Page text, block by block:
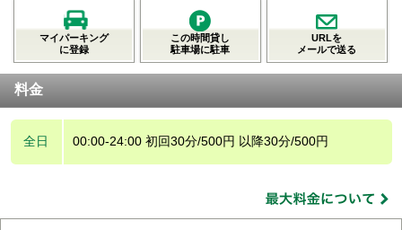
マイパーキング
に登録
この時間貸し
駐車場に駐車
URLを
メールで送る
料金
全日 00:00-24:00 初回30分/500円 以降30分/500円